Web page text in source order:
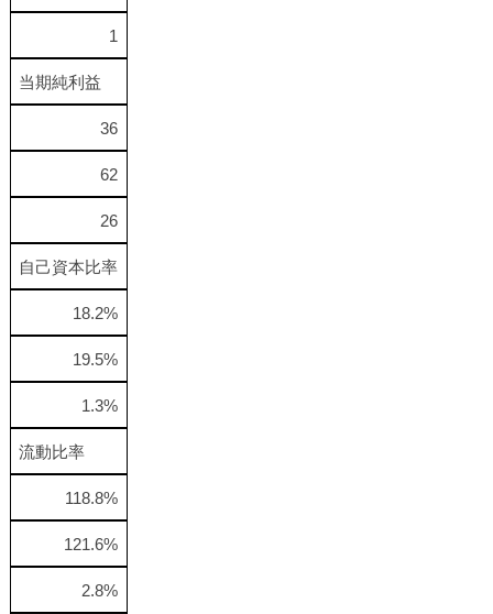
1
当期純利益
36
62
26
自己資本比率
18.2%
19.5%
1.3%
流動比率
118.8%
121.6%
2.8%